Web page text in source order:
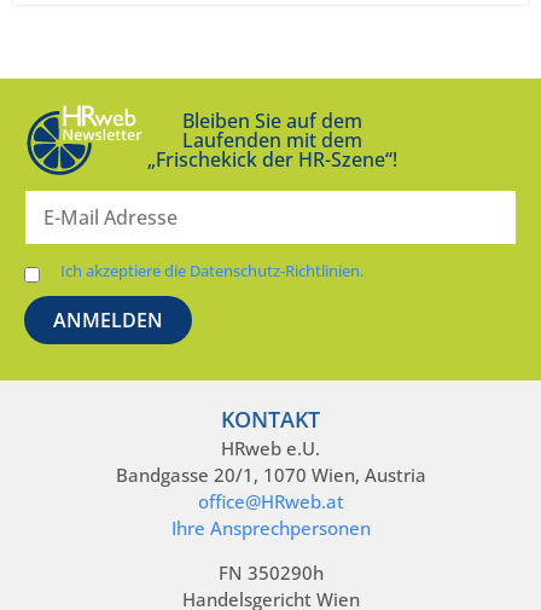
Bleiben Sie auf dem
Laufenden mit dem
„Frischekick der HR-Szene“!
Ich akzeptiere die Datenschutz-Richtlinien.
KONTAKT
HRweb e.U.
Bandgasse 20/1, 1070 Wien, Austria
office@HRweb.at
Ihre Ansprechpersonen
FN 350290h
Handelsgericht Wien